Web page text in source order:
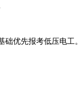
优先报考低压电工。